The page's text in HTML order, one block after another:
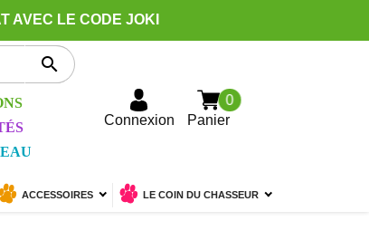
AVEC LE CODE JOKI

Connexion Panier
0
ACCESSOIRES LE COIN DU CHASSEUR